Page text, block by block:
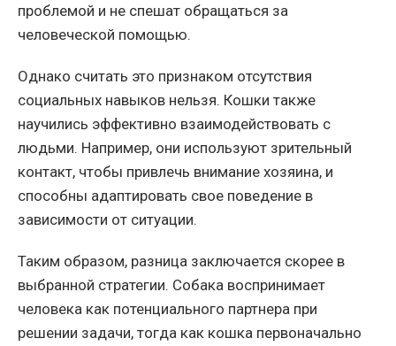
проблемой и не спешат обращаться за
человеческой помощью.
Однако считать это признаком отсутствия
социальных навыков нельзя. Кошки также
научились эффективно взаимодействовать с
людьми. Например, они используют зрительный
контакт, чтобы привлечь внимание хозяина, и
способны адаптировать свое поведение в
зависимости от ситуации.
Таким образом, разница заключается скорее в
выбранной стратегии. Собака воспринимает
человека как потенциального партнера при
решении задачи, тогда как кошка первоначально